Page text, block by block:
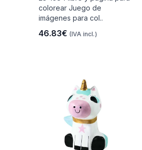
colorear Juego de
imágenes para col..
46.83€ (IVA incl.)